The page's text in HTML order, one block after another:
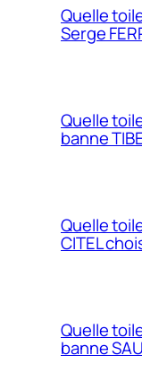
Quelle
Serge
Quelle
banne
Quelle
CITEL
Quelle
banne